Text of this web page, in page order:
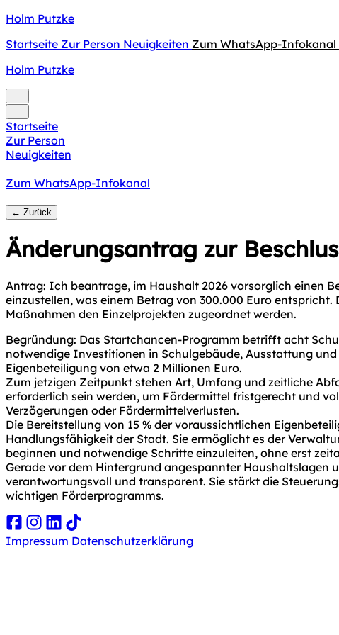
Holm Putzke
Startseite Zur Person Neuigkeiten Zum WhatsApp-Infokanal
Holm Putzke
Startseite
Zur Person
Neuigkeiten
Zum WhatsApp-Infokanal
← Zurück
Änderungsantrag zur
Antrag: Ich beantrage, im Haushalt 2026 vorsorglich einen
einzustellen, was einem Betrag von 300.000 Euro
Maßnahmen den Einzelprojekten zugeordnet werden.
Begründung: Das Startchancen-Programm betrifft acht
notwendige Investitionen in Schulgebäude, Ausstattung
Eigenbeteiligung von etwa 2 Millionen Euro.
Zum jetzigen Zeitpunkt stehen Art, Umfang und zeitliche
erforderlich sein werden, um Fördermittel fristgerecht und
Verzögerungen oder Fördermittelverlusten.
Die Bereitstellung von 15 % der voraussichtlichen
Handlungsfähigkeit der Stadt. Sie ermöglicht es der
beginnen und notwendige Schritte einzuleiten, ohne erst
Gerade vor dem Hintergrund angespannter Haushaltslagen
verantwortungsvoll und transparent. Sie stärkt die
wichtigen Förderprogramms.
Impressum Datenschutzerklärung